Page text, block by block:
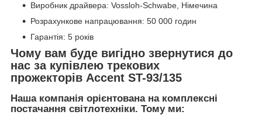
Виробник драйвера: Vossloh-Schwabe, Німечина
Розрахункове напрацювання: 50 000 годин
Гарантія: 5 років
Чому вам буде вигідно звернутися до
нас за купівлею трекових
прожекторів Accent ST-93/135
Наша компанія орієнтована на комплексні
постачання світлотехніки. Тому ми: